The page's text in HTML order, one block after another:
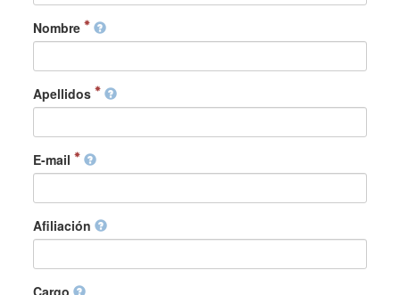
Nombre
Apellidos
E-mail
Afiliación
Cargo